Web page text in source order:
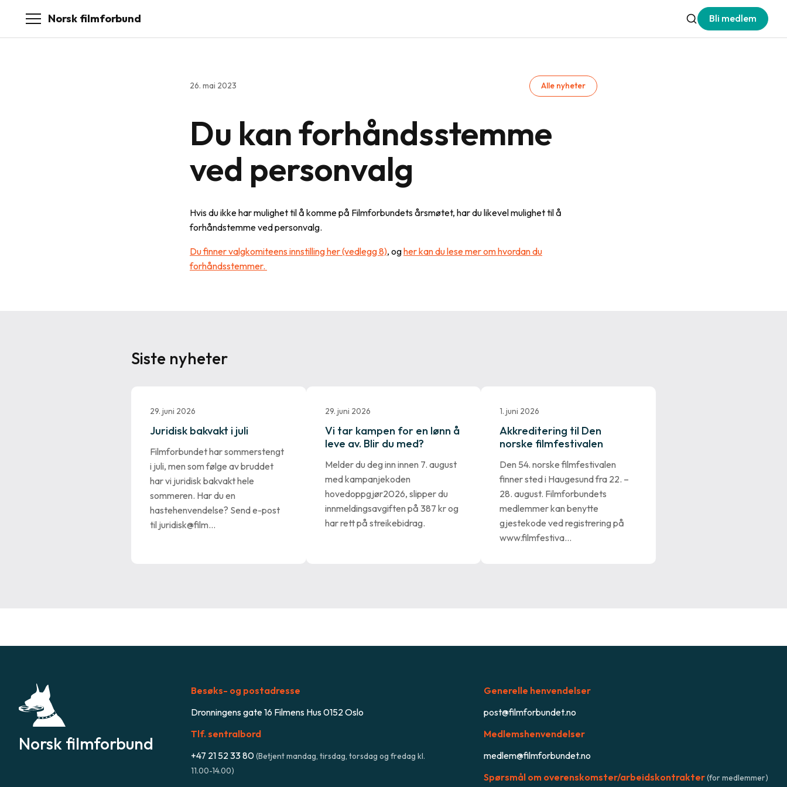
Norsk filmforbund Bli medlem
26. mai 2023 Alle nyheter
Du kan forhåndsstemme
ved personvalg
Hvis du ikke har mulighet til å komme på Filmforbundets årsmøtet, har du likevel mulighet til å
forhåndstemme ved personvalg.
Du finner valgkomiteens innstilling her (vedlegg 8), ogher kan du lese mer om hvordan du
forhåndsstemmer.
Siste nyheter
29. juni 2026
Juridisk bakvakt i juli
Filmforbundet har sommerstengt
i juli, men som følge av bruddet
har vi juridisk bakvakt hele
sommeren. Har du en
hastehenvendelse? Send e-post
til juridisk@film…
29. juni 2026
Vi tar kampen for en lønn å
leve av. Blir du med?
Melder du deg inn innen 7. august
med kampanjekoden
hovedoppgjør2026, slipper du
innmeldingsavgiften på 387 kr og
har rett på streikebidrag.
1. juni 2026
Akkreditering til Den
norske filmfestivalen
Den 54. norske filmfestivalen
finner sted i Haugesund fra 22. –
28. august. Filmforbundets
medlemmer kan benytte
gjestekode ved registrering på
www.filmfestiva…
Norsk filmforbund
Besøks- og postadresse
Dronningens gate 16 Filmens Hus 0152 Oslo
Tlf. sentralbord
+47 21 52 33 80(Betjent mandag, tirsdag, torsdag og fredag kl.
11.00-14.00)
Generelle henvendelser
post@filmforbundet.no
Medlemshenvendelser
medlem@filmforbundet.no
Spørsmål om overenskomster/arbeidskontrakter(for medlemmer)